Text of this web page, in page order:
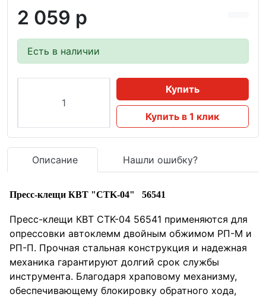
2 059 р
Есть в наличии
Купить
Купить в 1 клик
Описание Нашли ошибку?
Пресс-клещи КВТ "CTK-04" 56541
Пресс-клещи КВТ CTK-04 56541 применяются для
опрессовки автоклемм двойным обжимом РП-М и
РП-П. Прочная стальная конструкция и надежная
механика гарантируют долгий срок службы
инструмента. Благодаря храповому механизму,
обеспечивающему блокировку обратного хода,